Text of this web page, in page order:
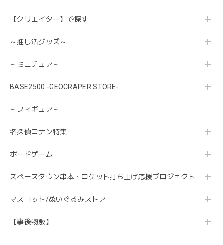
【クリエイター】で探す
～推し活グッズ～
～ミニチュア～
BASE2500 -GEOCRAPER STORE-
～フィギュア～
名探偵コナン特集
ボードゲーム
スペースタウン串本・ロケット打ち上げ応援プロジェクト
マスコット/ぬいぐるみストア
【事後物販】